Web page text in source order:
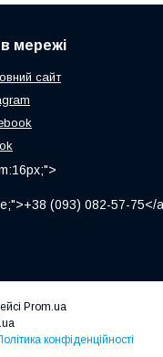
мережі
сайт
(093) 082-57-
Prom.ua
конфіденційності